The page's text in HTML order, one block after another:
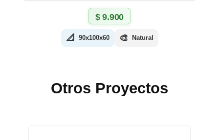
$9.900
📐 90x100x60 🎨 Natural
Otros Proyectos